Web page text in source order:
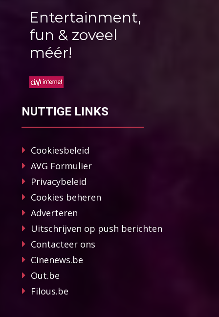
Entertainment,
fun & zoveel
méér!
NUTTIGE LINKS
Cookiesbeleid
AVG Formulier
Privacybeleid
Cookies beheren
Adverteren
Uitschrijven op push berichten
Contacteer ons
Cinenews.be
Out.be
Filous.be